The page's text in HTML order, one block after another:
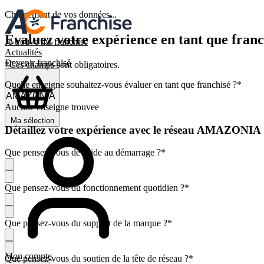
Je trouve ma franchise
Actualités
Devenir franchisé
Ma sélection
Mon compte
Chargement de vos données...
Évaluez votre expérience en tant que
*Ces champs sont obligatoires.
Quelle enseigne souhaitez-vous évaluer en tant que franchisé ?*
Aucune enseigne trouvee
Détaillez votre expérience avec le réseau AMAZONIA
Que pensez-vous de l'aide au démarrage ?*
Que pensez-vous du fonctionnement quotidien ?*
Que pensez-vous du support de la marque ?*
Que pensez-vous du soutien de la tête de réseau ?*